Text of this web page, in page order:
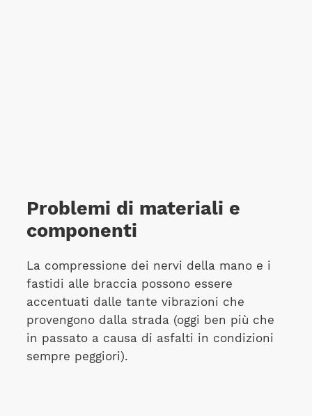
Problemi di materiali e
componenti
La compressione dei nervi della mano e i
fastidi alle braccia possono essere
accentuati dalle tante vibrazioni che
provengono dalla strada (oggi ben più che
in passato a causa di asfalti in condizioni
sempre peggiori).